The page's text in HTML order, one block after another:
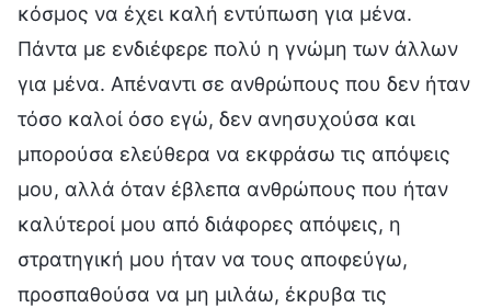
κόσμος να έχει καλή εντύπωση για μένα.
Πάντα με ενδιέφερε πολύ η γνώμη των άλλων
για μένα. Απέναντι σε ανθρώπους που δεν ήταν
τόσο καλοί όσο εγώ, δεν ανησυχούσα και
μπορούσα ελεύθερα να εκφράσω τις απόψεις
μου, αλλά όταν έβλεπα ανθρώπους που ήταν
καλύτεροί μου από διάφορες απόψεις, η
στρατηγική μου ήταν να τους αποφεύγω,
προσπαθούσα να μη μιλάω, έκρυβα τις